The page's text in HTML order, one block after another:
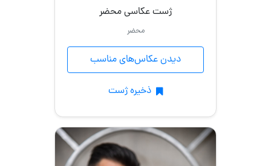
ژست عکاسی محضر
محضر
دیدن عکاس‌های مناسب
ذخیره ژست